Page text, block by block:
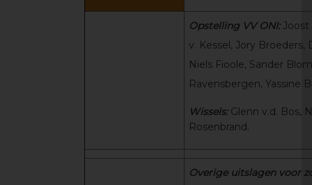
Opstelling VV ONI: Joost
v. Kessel, Jory Broeders,
Niels Fioole, Sander
Ravensbergen, Yassine
Wissels: Glenn v.d. Bos,
Rosenbrand.
Overige uitslagen voor